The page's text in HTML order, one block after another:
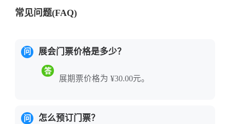
类，打造一站式全球美食采购交流平台。
G、两面针、国瓷永丰源、五洲御瓷、创点、金
带昌、雨森、欧佩、泊为、东方宝石、维尼
森、阿诺玛、万维罗盘、佰博、银亿、国通、
蓝帆、龙骏、烁宇豪、沙伯特、合益包装、南
常见问题(FAQ)
问 展会门票价格是多少？
答
展期票价格为 ¥30.00元。
问 怎么预订门票？